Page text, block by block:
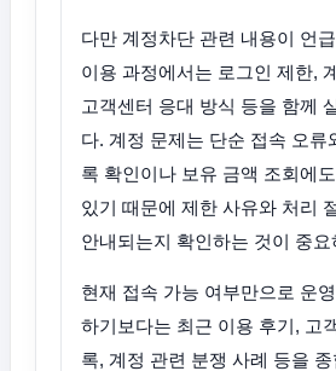
다만 계정차단 관련 내용이 언
이용 과정에서는 로그인 제한,
고객센터 응대 방식 등을 함께
다. 계정 문제는 단순 접속 오류
록 확인이나 보유 금액 조회에
있기 때문에 제한 사유와 처리
안내되는지 확인하는 것이 중요
현재 접속 가능 여부만으로 운
하기보다는 최근 이용 후기, 고
록, 계정 관련 분쟁 사례 등을